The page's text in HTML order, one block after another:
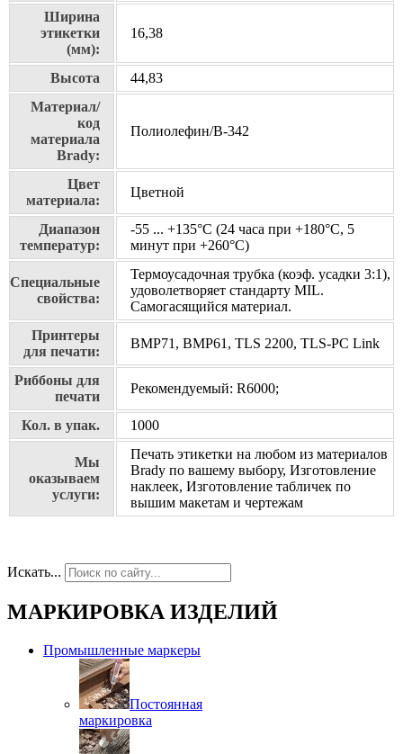
Ширина
этикетки
(мм):
16,38
Высота
44,83
Материал/
код
материала
Brady:
Полиолефин/В-342
Цвет
материала:
Цветной
Диапазон
температур:
-55 ... +135°С (24 часа при +180°С, 5
минут при +260°С)
Специальные
свойства:
Термоусадочная трубка (коэф. усадки 3:1),
удоволетворяет стандарту MIL.
Самогасящийся материал.
Принтеры
для печати:
BMP71, BMP61, TLS 2200, TLS-PC Link
Риббоны для
печати
Рекомендуемый: R6000;
Кол. в упак. 1000
Мы
оказываем
услуги:
Печать этикетки на любом из материалов
Brady по вашему выбору, Изготовление
наклеек, Изготовление табличек по
вышим макетам и чертежам
Искать...
МАРКИРОВКА ИЗДЕЛИЙ
Промышленные маркеры
Постоянная
маркировка